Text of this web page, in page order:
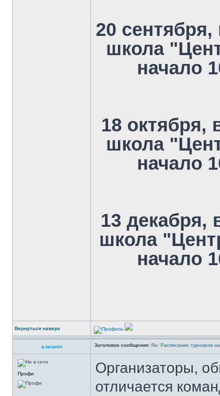
20
школа
начало
18 октября,
школа
начало
13 декабря,
школа
начало
Вернуться наверх
a.taranin Заголовок сообщения: Re: Расписание турниров
Профи
Организаторы,
отличается